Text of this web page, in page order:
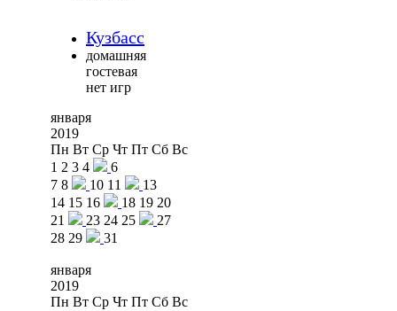
Кузбасс
домашняя
гостевая
нет игр
января
2019
Пн Вт Ср Чт Пт Сб Вс
1 2 3 4
6
7 8 10 11
13
14 15 16 18 19 20
21
23 24 25
27
28 29 31
января
2019
Пн Вт Ср Чт Пт Сб Вс